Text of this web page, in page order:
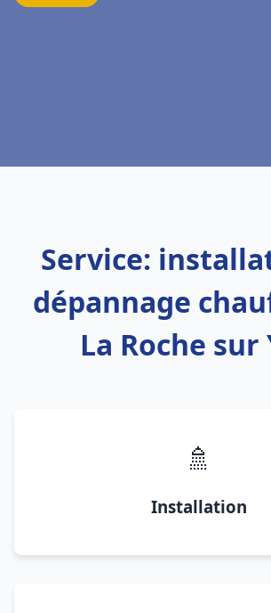
Service:
dépannage
La Roche sur
🚿
Installation